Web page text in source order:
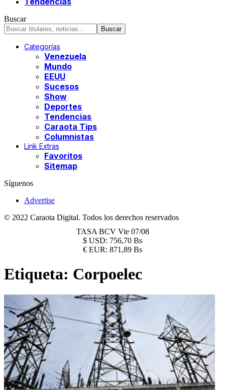
Buscar
Categorías
Venezuela
Mundo
EEUU
Sucesos
Show
Deportes
Tendencias
Caraota Tips
Columnistas
Link Extras
Favoritos
Sitemap
Síguenos
Advertise
© 2022 Caraota Digital. Todos los derechos reservados
TASA BCV Vie 07/08
$ USD: 756,70 Bs
€ EUR: 871,89 Bs
Etiqueta: Corpoelec